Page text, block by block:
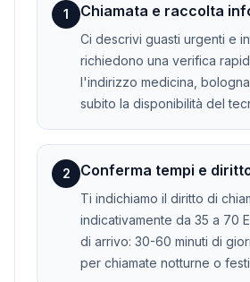
1 Chiamata e raccolta
Ci descrivi guasti urgenti e
richiedono una verifica
l'indirizzo medicina,
subito la disponibilità del
2 Conferma tempi e
Ti indichiamo il diritto di
indicativamente da 35 a 70
di arrivo: 30-60 minuti di
per chiamate notturne o